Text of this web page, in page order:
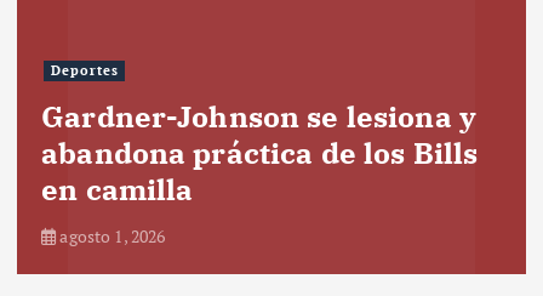
Deportes
Gardner-Johnson se lesiona y
abandona práctica de los Bills
en camilla
agosto 1, 2026